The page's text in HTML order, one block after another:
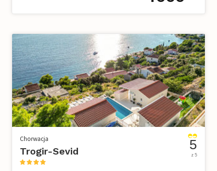
Chorwacja
Trogir-Sevid 5
z 5